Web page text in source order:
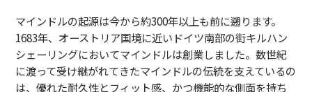
マインドルの起源は今から約300年以上も前に遡ります。
1683年、オーストリア国境に近いドイツ南部の街キルハン
シェーリングにおいてマインドルは創業しました。数世紀
に渡って受け継がれてきたマインドルの伝統を支えているの
は、優れた耐久性とフィット感、かつ機能的な側面を持ち